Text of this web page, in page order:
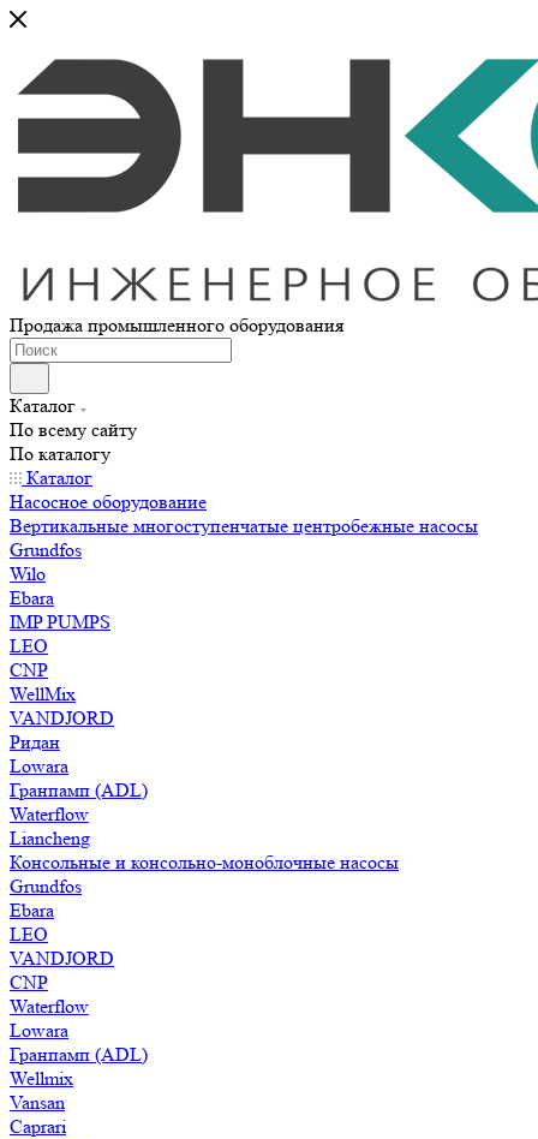
Продажа промышленного оборудования
Каталог
По всему сайту
По каталогу
Каталог
Насосное оборудование
Вертикальные многоступенчатые центробежные насосы
Grundfos
Wilo
Ebara
IMP PUMPS
LEO
CNP
WellMix
VANDJORD
Ридан
Lowara
Гранпамп (ADL)
Waterflow
Liancheng
Консольные и консольно-моноблочные насосы
Grundfos
Ebara
LEO
VANDJORD
CNP
Waterflow
Lowara
Гранпамп (ADL)
Wellmix
Vansan
Caprari